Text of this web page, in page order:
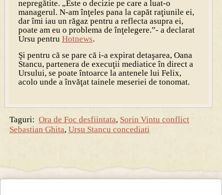
nepregătite. „Este o decizie pe care a luat-o
managerul. N-am înţeles pana la capăt raţiunile ei,
dar îmi iau un răgaz pentru a reflecta asupra ei,
poate am eu o problema de înţelegere.”- a declarat
Ursu pentru Hotnews.
Şi pentru că se pare că i-a expirat detaşarea, Oana
Stancu, partenera de execuţii mediatice în direct a
Ursului, se poate întoarce la antenele lui Felix,
acolo unde a învăţat tainele meseriei de tonomat.
Taguri: Ora de Foc desfiintata, Sorin Vintu conflict
Sebastian Ghita, Ursu Stancu concediati